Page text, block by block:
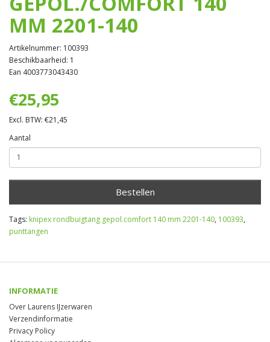
MM 2201-140
Artikelnummer: 100393
Beschikbaarheid: 1
Ean 4003773043430
€25,95
Excl. BTW: €21,45
Aantal
Bestellen
Tags: knipex rondbuigtang gepol.comfort 140 mm 2201-140, 100393,
punttangen
INFORMATIE
Over Laurens IJzerwaren
Verzendinformatie
Privacy Policy